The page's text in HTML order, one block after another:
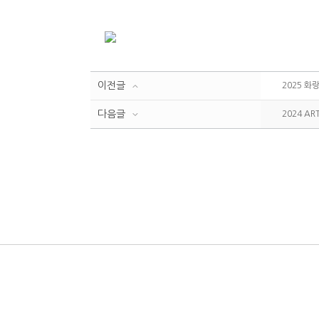
이전글 2025 화
다음글 2024